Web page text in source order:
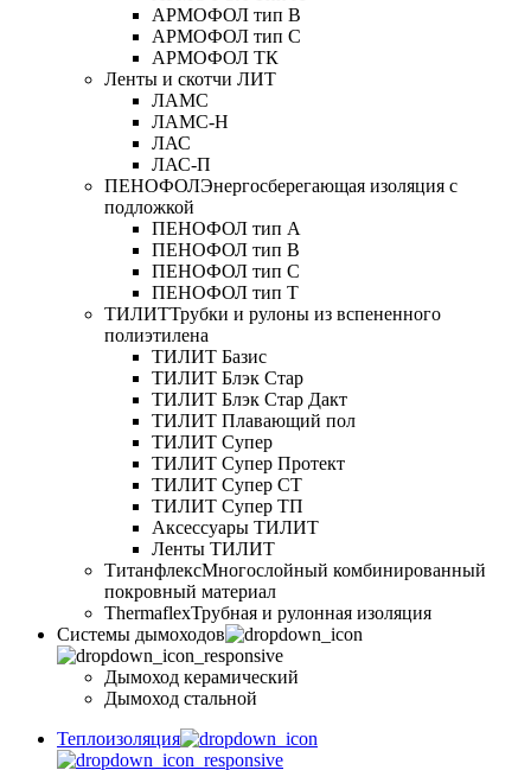
АРМОФОЛ тип В
АРМОФОЛ тип C
АРМОФОЛ ТК
Ленты и скотчи ЛИТ
ЛАМС
ЛАМС-Н
ЛАС
ЛАС-П
ПЕНОФОЛЭнергосберегающая изоляция с
подложкой
ПЕНОФОЛ тип А
ПЕНОФОЛ тип B
ПЕНОФОЛ тип C
ПЕНОФОЛ тип T
ТИЛИТТрубки и рулоны из вспененного
полиэтилена
ТИЛИТ Базис
ТИЛИТ Блэк Стар
ТИЛИТ Блэк Стар Дакт
ТИЛИТ Плавающий пол
ТИЛИТ Супер
ТИЛИТ Супер Протект
ТИЛИТ Супер СТ
ТИЛИТ Супер ТП
Аксессуары ТИЛИТ
Ленты ТИЛИТ
ТитанфлексМногослойный комбинированный
покровный материал
ThermaflexТрубная и рулонная изоляция
Cистемы дымоходов
Дымоход керамический
Дымоход стальной
Теплоизоляция